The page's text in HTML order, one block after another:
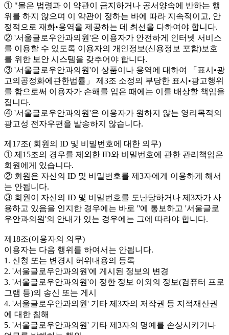
① "몰은 법령과 이 약관이 금지하거나 공서양속에 반하는 행
위를 하지 않으며 이 약관이 정하는 바에 따라 지속적이고, 안
정적으로 재화•용역을 제공하는 데 최선을 다하여야 합니다.
② '서울글로우안과의원'은 이용자가 안전하게 인터넷 서비스
를 이용할 수 있도록 이용자의 개인정보(신용정보 포함)보호
를 위한 보안 시스템을 갖추어야 합니다.
③ '서울글로우안과의원'이 상품이나 용역에 대하여 「표시•광
고의공정화에관한법률」 제3조 소정의 부당한 표시•광고행위
를 함으로써 이용자가 손해를 입은 때에는 이를 배상할 책임을
집니다.
④ '서울글로우안과의원'은 이용자가 원하지 않는 영리목적의
광고성 전자우편을 발송하지 않습니다.
제17조( 회원의 ID 및 비밀번호에 대한 의무)
① 제15조의 경우를 제외한 ID와 비밀번호에 관한 관리책임은
회원에게 있습니다.
② 회원은 자신의 ID 및 비밀번호를 제3자에게 이용하게 해서
는 안됩니다.
③ 회원이 자신의 ID 및 비밀번호를 도난당하거나 제3자가 사
용하고 있음을 인지한 경우에는 바로 ''에 통보하고 '서울글로
우안과의원'의 안내가 있는 경우에는 그에 따라야 합니다.
제18조(이용자의 의무)
이용자는 다음 행위를 하여서는 안됩니다.
1. 신청 또는 변경시 허위내용의 등록
2. '서울글로우안과의원'에 게시된 정보의 변경
3. '서울글로우안과의원'이 정한 정보 이외의 정보(컴퓨터 프로
그램 등)의 송신 또는 게시
4. '서울글로우안과의원' 기타 제3자의 저작권 등 지적재산권
에 대한 침해
5. '서울글로우안과의원' 기타 제3자의 명예를 손상시키거나